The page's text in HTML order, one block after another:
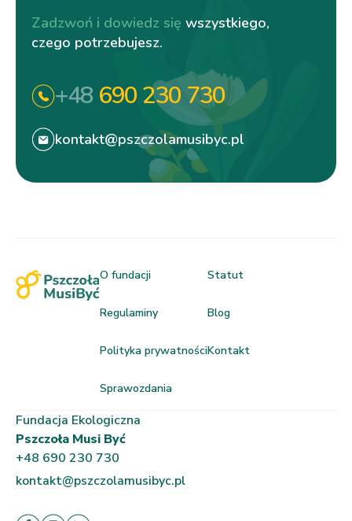
Zadzwoń i dowiedz się wszystkiego,
czego potrzebujesz.
+48 690 230 730
kontakt@pszczolamusibyc.pl
O fundacji
Regulaminy
Polityka prywatności
Sprawozdania
Statut
Blog
Kontakt
Fundacja Ekologiczna
Pszczoła Musi Być
+48 690 230 730
kontakt@pszczolamusibyc.pl